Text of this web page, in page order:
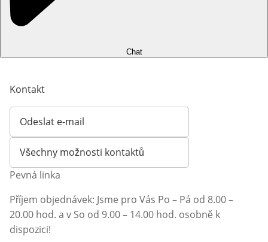
Chat
Kontakt
Odeslat e-mail
Otevírá e-mailového klienta
Všechny možnosti kontaktů
Pevná linka
Příjem objednávek: Jsme pro Vás Po – Pá od 8.00 –
20.00 hod. a v So od 9.00 – 14.00 hod. osobně k
dispozici!